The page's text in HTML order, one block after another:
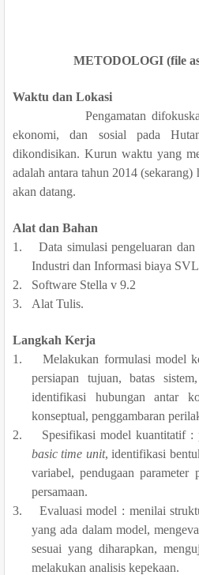
METODOLOGI (file
Waktu dan Lokasi
Pengamatan difokuskan
ekonomi, dan sosial pada
dikondisikan. Kurun waktu yang
adalah antara tahun 2014 (sekarang)
akan datang.
Alat dan Bahan
1.
Data simulasi pengeluaran
Industri dan Informasi biaya
2.
Software Stella v 9.2
3.
Alat Tulis.
Langkah Kerja
1.
Melakukan formulasi model
persiapan tujuan, batas
identifikasi hubungan antar
konseptual, penggambaran
2.
Spesifikasi model kuantitatif :
basic time unit, identifikasi
variabel, pendugaan parameter
persamaan.
3.
Evaluasi model : menilai
yang ada dalam model,
sesuai yang diharapkan,
melakukan analisis kepekaan.